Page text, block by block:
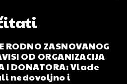
RODNO ZASNOVANOG
OD ORGANIZACIJA
I DONATORA: Vlade
nedovoljno i